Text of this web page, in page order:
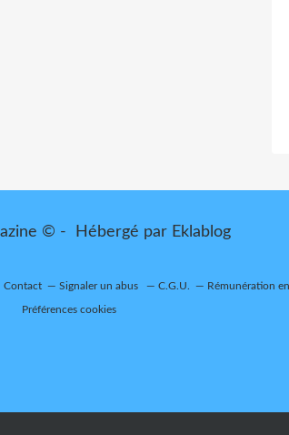
© - Hébergé par Eklablog
Contact Signaler un abus C.G.U. Rémunération
Préférences cookies